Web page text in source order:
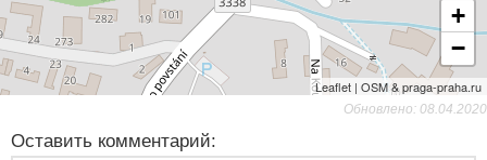
+
−
Leaflet | OSM & praga-praha.ru
Обновлено: 08.04.2020
Оставить комментарий: